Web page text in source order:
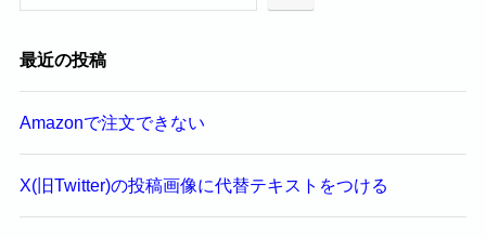
最近の投稿
Amazonで注文できない
X(旧Twitter)の投稿画像に代替テキストをつける